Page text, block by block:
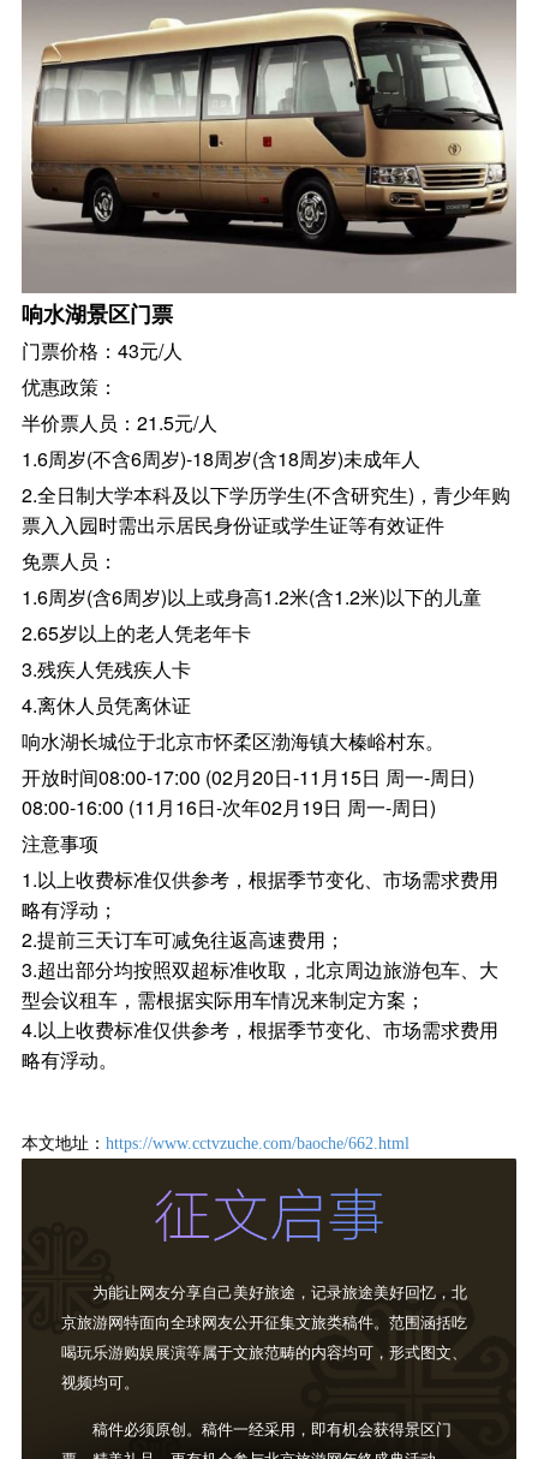
响水湖景区门票
门票价格：43元/人
优惠政策：
半价票人员：21.5元/人
1.6周岁(不含6周岁)-18周岁(含18周岁)未成年人
2.全日制大学本科及以下学历学生(不含研究生)，青少年购
票入入园时需出示居民身份证或学生证等有效证件
免票人员：
1.6周岁(含6周岁)以上或身高1.2米(含1.2米)以下的儿童
2.65岁以上的老人凭老年卡
3.残疾人凭残疾人卡
4.离休人员凭离休证
响水湖长城位于北京市怀柔区渤海镇大榛峪村东。
开放时间08:00-17:00 (02月20日-11月15日 周一-周日)
08:00-16:00 (11月16日-次年02月19日 周一-周日)
注意事项
1.以上收费标准仅供参考，根据季节变化、市场需求费用
略有浮动；
2.提前三天订车可减免往返高速费用；
3.超出部分均按照双超标准收取，北京周边旅游包车、大
型会议租车，需根据实际用车情况来制定方案；
4.以上收费标准仅供参考，根据季节变化、市场需求费用
略有浮动。
本文地址： https://www.cctvzuche.com/baoche/662.html
为能让网友分享自己美好旅途，记录旅途美好回忆，北
京旅游网特面向全球网友公开征集文旅类稿件。范围涵括吃
喝玩乐游购娱展演等属于文旅范畴的内容均可，形式图文、
视频均可。
稿件必须原创。稿件一经采用，即有机会获得景区门